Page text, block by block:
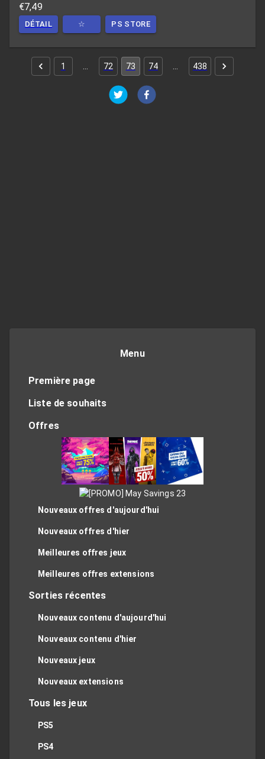
€7,49
DÉTAIL ☆ PS STORE
1 72 73 74 438
Menu
Première page
Liste de souhaits
Offres
Nouveaux offres d'aujourd'hui
Nouveaux offres d'hier
Meilleures offres jeux
Meilleures offres extensions
Sorties récentes
Nouveaux contenu d'aujourd'hui
Nouveaux contenu d'hier
Nouveaux jeux
Nouveaux extensions
Tous les jeux
PS5
PS4